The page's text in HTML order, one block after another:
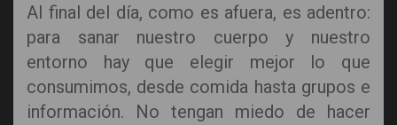
Al final del día, como es afuera, es adentro:
para sanar nuestro cuerpo y nuestro
entorno hay que elegir mejor lo que
consumimos, desde comida hasta grupos e
información. No tengan miedo de hacer